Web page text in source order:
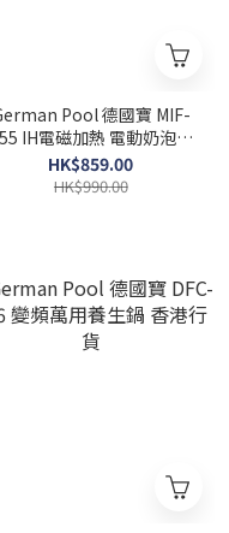
Pool 德國寶 MIF-
IH電磁加熱 電動奶泡機
香港行貨
HK$859.00
HK$990.00